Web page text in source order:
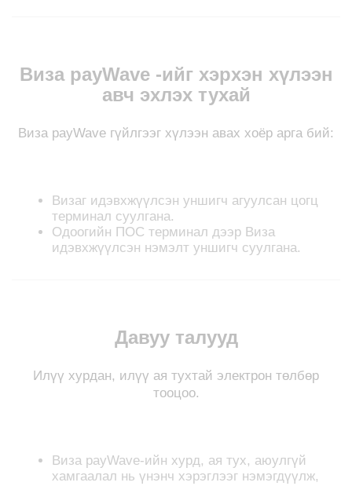
Визa payWave -ийг хэрхэн хүлээн
авч эхлэх тухай
Визa payWave гүйлгээг хүлээн авах хоёр арга бий:
Визаг идэвхжүүлсэн уншигч агуулсан цогц
терминал суулгана.
Одоогийн ПОС терминал дээр Виза
идэвхжүүлсэн нэмэлт уншигч суулгана.
Давуу талууд
Илүү хурдан, илүү ая тухтай электрон төлбөр
тооцоо.
Визa payWave-ийн хурд, ая тух, аюулгүй
хамгаалал нь үнэнч хэрэглээг нэмэгдүүлж,